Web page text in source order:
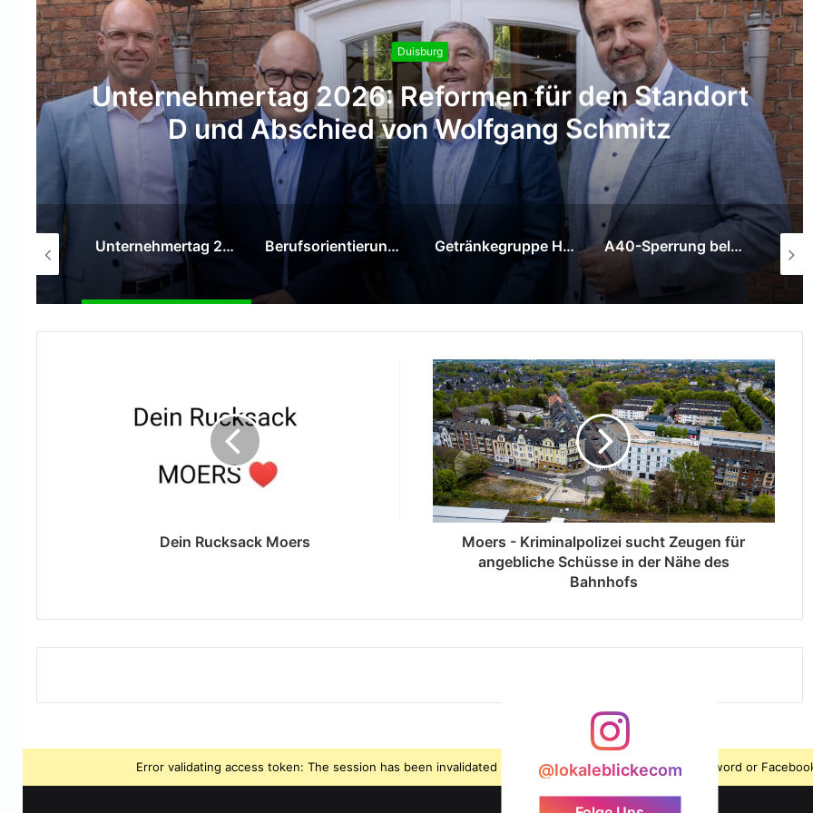
Duisburg
Berufsorientierung „to go“ am Hauptbahnhof
Berufsorientierung „to go“ am Hauptbahnhof Getränkegruppe Hövelmann trauert um Hermann Hövelmann A40-Sperrung belastet Duisburger Wirtschaft Schifferbörse fordert: Wasserstraßen stärken
Dein Rucksack Moers
Moers - Kriminalpolizei sucht Zeugen für
angebliche Schüsse in der Nähe des
Bahnhofs
@lokaleblickecom
Error validating access token: The session has been invalidated because the user changed their password or